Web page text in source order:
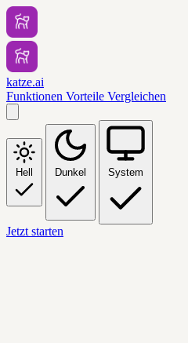
katze.ai
Funktionen Vorteile Vergleichen
Hell Dunkel System
Jetzt starten